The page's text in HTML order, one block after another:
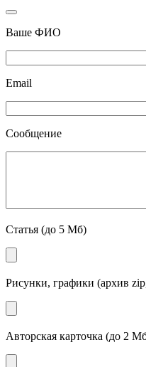
Ваше ФИО
Email
Сообщение
Статья (до 5 Мб)
Рисунки, графики (архив
Авторская карточка (до 2